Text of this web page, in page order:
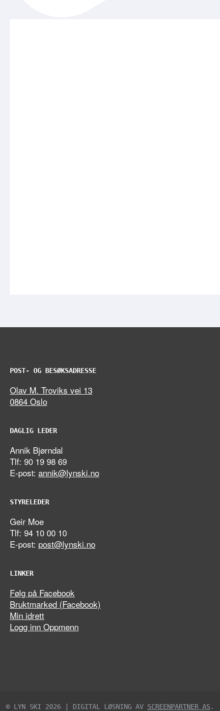
POST- OG BESØKSADRESSE
Olav M. Troviks vei 13
0864 Oslo
DAGLIG LEDER
Annik Bjørndal
Tlf: 90 19 98 69
E-post: annik@lynski.no
STYRELEDER
Geir Moe
Tlf: 94 10 00 10
E-post: post@lynski.no
LINKER
Følg på Facebook
Bruktmarked (Facebook)
Min idrett
Logg inn Oppmenn
© LYN SKI 2026 | DIGITAL LØSNING AV SCREENPARTNER AS.